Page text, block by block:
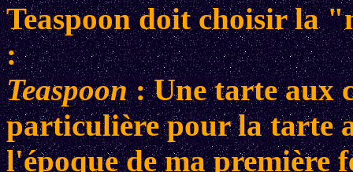
Teaspoon doit choisir la
:
Teaspoon: Une tarte aux
particulière pour la tarte
l'époque de ma première